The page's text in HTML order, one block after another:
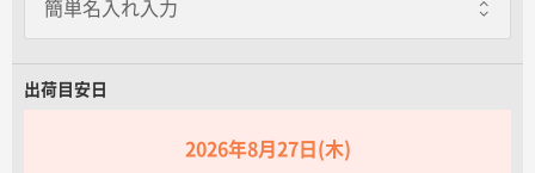
出荷目安日
2026年8月27日(木)